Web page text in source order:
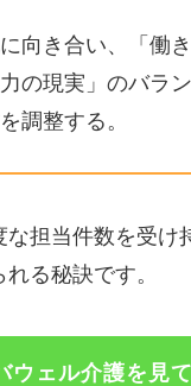
向き合い、「働
の現実」のバラ
調整する。
な担当件数を受け
る秘訣です。
ウェル介護を見